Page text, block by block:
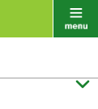
